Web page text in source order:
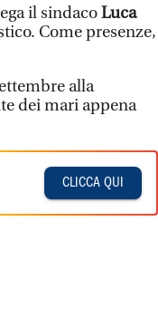
il sindacoLuca
Come presenze,
alla
dei mari appena
CLICCA QUI